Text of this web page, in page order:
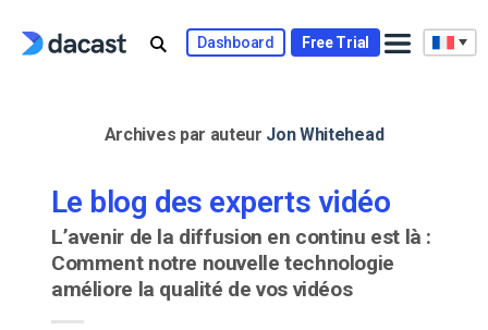
Dashboard Free Trial
Archives par auteur Jon Whitehead
Le blog des experts vidéo
L’avenir de la diffusion en continu est là :
Comment notre nouvelle technologie
améliore la qualité de vos vidéos